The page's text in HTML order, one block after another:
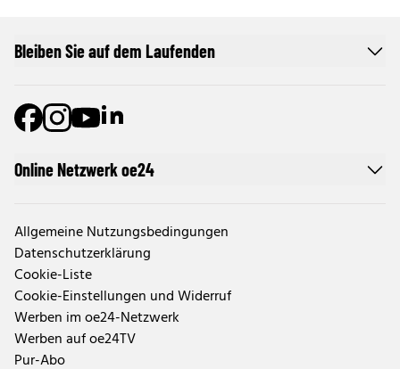
Online Netzwerk oe24
Allgemeine Nutzungsbedingungen
Datenschutzerklärung
Cookie-Liste
Cookie-Einstellungen und Widerruf
Werben im oe24-Netzwerk
Werben auf oe24TV
Pur-Abo
Bleiben Sie auf dem Laufenden